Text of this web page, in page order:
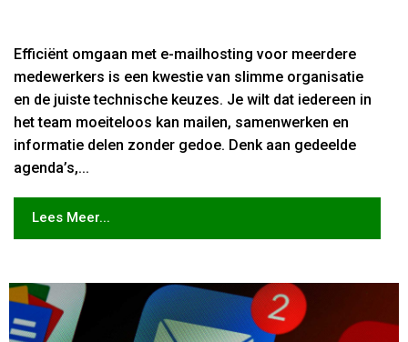
Efficiënt omgaan met e-mailhosting voor meerdere
medewerkers is een kwestie van slimme organisatie
en de juiste technische keuzes. Je wilt dat iedereen in
het team moeiteloos kan mailen, samenwerken en
informatie delen zonder gedoe. Denk aan gedeelde
agenda’s,...
Lees Meer...